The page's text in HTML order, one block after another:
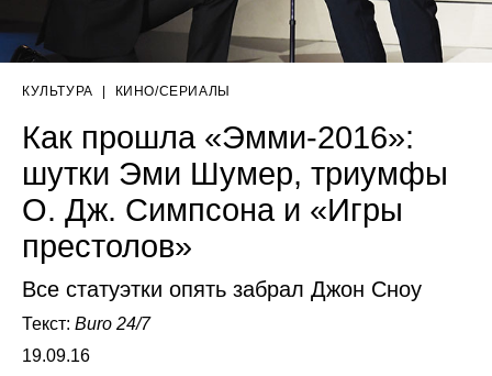
КУЛЬТУРА | КИНО/СЕРИАЛЫ
Как прошла «Эмми-2016»:
шутки Эми Шумер, триумфы
О. Дж. Симпсона и «Игры
престолов»
Все статуэтки опять забрал Джон Сноу
Текст: Buro 24/7
19.09.16